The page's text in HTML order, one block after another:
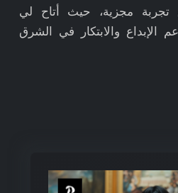
تجربة مجزية، حيث أتاح لي
الإبداع والابتكار في الشرق